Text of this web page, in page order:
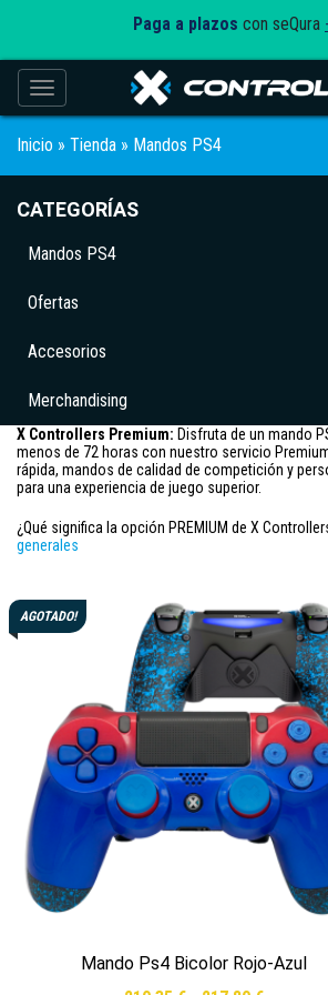
Paga a plazos con seQura
Toggle navigation
Inicio » Tienda » Mandos PS4
CATEGORÍAS
Mandos PS4
Ofertas
Accesorios
Merchandising
X Controllers Premium: Disfruta de un mando
menos de 72 horas con nuestro servicio
rápida, mandos de calidad de competición y
para una experiencia de juego superior.
¿Qué significa la opción PREMIUM de X
generales
AGOTADO!
Mando Ps4 Bicolor Rojo-Azul